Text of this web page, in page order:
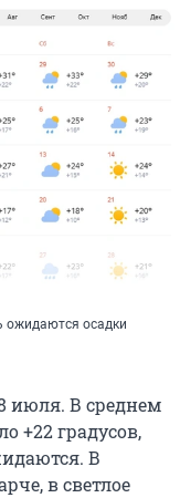
ожидаются осадки
июля. В среднем
+22 градусов,
В
в светлое